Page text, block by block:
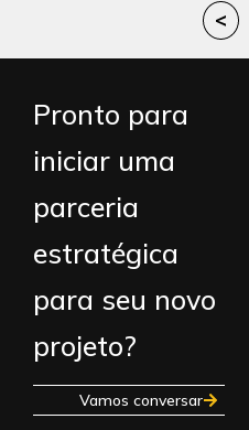
<
Pronto para
iniciar uma
parceria
estratégica
para seu novo
projeto?
Vamos conversar